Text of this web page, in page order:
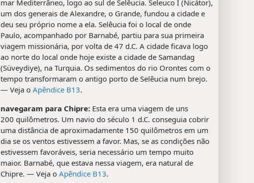
mar Mediterrâneo, logo ao sul de Selêucia. Seleuco I (Nicátor),
um dos generais de Alexandre, o Grande, fundou a cidade e
deu seu próprio nome a ela. Selêucia foi o local de onde
Paulo, acompanhado por Barnabé, partiu para sua primeira
viagem missionária, por volta de 47 d.C. A cidade ficava logo
ao norte do local onde hoje existe a cidade de Samandag
(Süveydiye), na Turquia. Os sedimentos do rio Orontes com o
tempo transformaram o antigo porto de Selêucia num brejo.
— Veja o Apêndice B13.
navegaram para Chipre: Esta era uma viagem de uns
200 quilômetros. Um navio do século 1 d.C. conseguia cobrir
uma distância de aproximadamente 150 quilômetros em um
dia se os ventos estivessem a favor. Mas, se as condições não
estivessem favoráveis, seria necessário um tempo muito
maior. Barnabé, que estava nessa viagem, era natural de
Chipre. — Veja o Apêndice B13.